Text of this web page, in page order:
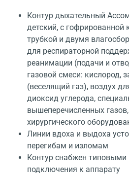
Контур дыхательный
детский, с гофрированной
трубкой и двумя
для респираторной
реанимации (подачи и
газовой смеси: кислород,
(веселящий газ), воздух
диоксид углерода,
вышеперечисленных
хирургического
Линии вдоха и выдоха
перегибам и изломам
Контур снабжен
подключения к аппарату